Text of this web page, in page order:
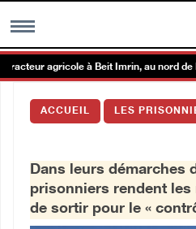
MENU
Galerie d’images
Centre palestinien
agricole à Beit Imrin, au nord de
ACCUEIL LES
Dans leurs démarches
prisonniers rendent les
de sortir pour le «